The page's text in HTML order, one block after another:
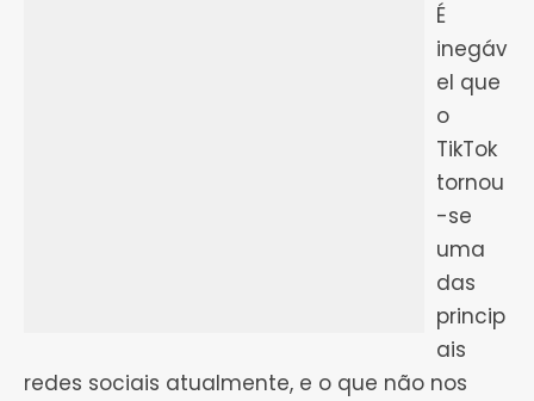
É
inegáv
el que
o
TikTok
tornou
-se
uma
das
princip
ais
redes sociais atualmente, e o que não nos